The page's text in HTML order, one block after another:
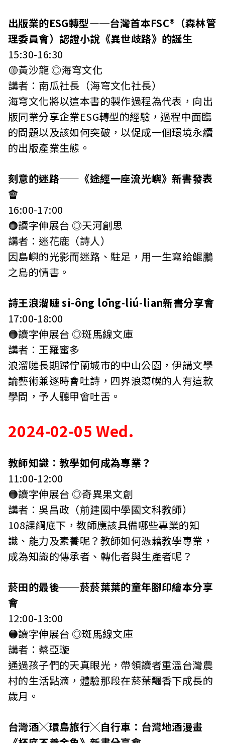
出版業的ESG轉型—─台灣首本FSC®（森林管
理委員會）認證小說《異世歧路》的誕生
15:30-16:30
🟡黃沙龍 ◎海穹文化
講者：南瓜社長（海穹文化社長）
海穹文化將以這本書的製作過程為代表，向出
版同業分享企業ESG轉型的經驗，過程中面臨
的問題以及該如何突破，以促成一個環境永續
的出版產業生態。
刻意的迷路——《途經一座流光嶼》新書發表
會
16:00-17:00
🟠讀字伸展台 ◎天河創思
講者：迷花鹿（詩人）
因島嶼的光影而迷路、駐足，用一生寫給鯤鵬
之島的情書。
詩王浪溜嗹 si-ông lōng-liú-lian新書分享會
17:00-18:00
🟠讀字伸展台 ◎斑馬線文庫
講者：王羅蜜多
浪溜嗹長期蹛佇蘭城市的中山公園，伊講文學
論藝術兼逐時會吐詩，四界浪蕩幌的人有這款
學問，予人聽甲會吐舌。
2024-02-05 Wed.
教師知識：教學如何成為專業？
11:00-12:00
🟠讀字伸展台 ◎奇異果文創
講者：吳昌政（前建國中學國文科教師）
108課綱底下，教師應該具備哪些專業的知
識、能力及素養呢？教師如何憑藉教學專業，
成為知識的傳承者、轉化者與生產者呢？
菸田的最後──菸菸葉葉的童年腳印繪本分享
會
12:00-13:00
🟠讀字伸展台 ◎斑馬線文庫
講者：蔡亞璇
通過孩子們的天真眼光，帶領讀者重溫台灣農
村的生活點滴，體驗那段在菸葉飄香下成長的
歲月。
台灣酒╳環島旅行╳自行車：台灣地酒漫畫